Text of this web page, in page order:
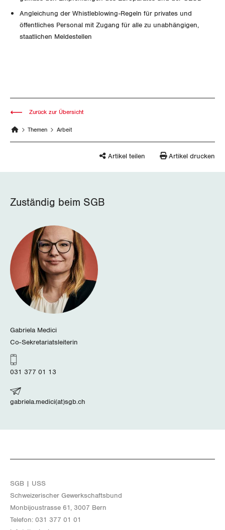
Schaffhausen
St. Gallen-Appenzell
Solothurn
Thurgau
Uri
Waadt
Zug
Angleichung der Whistleblowing-Regeln für privates und
öffentliches Personal mit Zugang für alle zu unabhängigen,
staatlichen Meldestellen
Themen Arbeit
Zurück zur Übersicht
Artikel teilen Artikel drucken
Zuständig beim SGB
Gabriela Medici
Co-Sekretariatsleiterin
031 377 01 13
gabriela.medici(at)sgb.ch
SGB | USS
Schwei­ze­ri­scher Ge­werk­schafts­bund
Mon­bi­joustras­se 61, 3007 Bern
Te­le­fon: 031 377 01 01